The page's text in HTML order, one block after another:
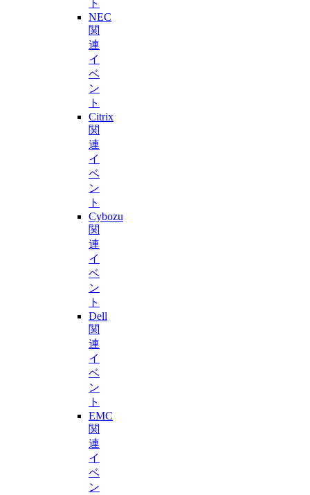
ト
NEC
関
連
イ
ベ
ン
ト
Citrix
関
連
イ
ベ
ン
ト
Cybozu
関
連
イ
ベ
ン
ト
Dell
関
連
イ
ベ
ン
ト
EMC
関
連
イ
ベ
ン